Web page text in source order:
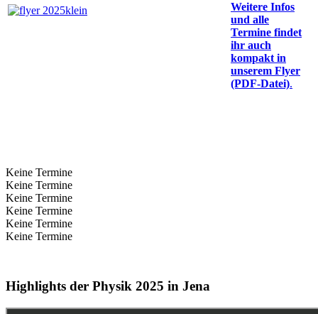
Weitere Infos
und alle
Termine findet
ihr auch
kompakt in
unserem Flyer
(PDF-Datei).
Keine Termine
Keine Termine
Keine Termine
Keine Termine
Keine Termine
Keine Termine
Highlights der Physik 2025 in Jena